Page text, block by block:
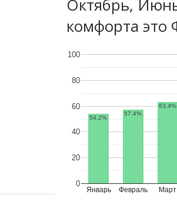
Октябрь,
комфорта это
Январь Февраль Март
0
20
40
60
80
100
54.2%
57.4%
63.4%